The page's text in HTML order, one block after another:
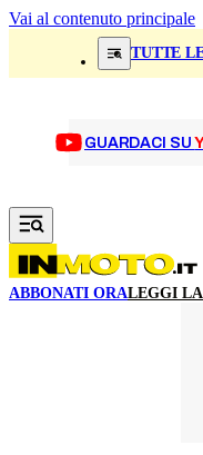
Vai al contenuto principale
TUTTE
GUARDACI SU
ABBONATI ORALEGGI